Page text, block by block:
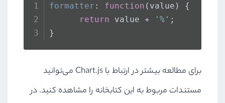
formatter : function ( value ) {
return value + '%' ;
}
برای مطالعه بیشتر در ارتباط با Chart.js می‌توانید
مستندات مربوط به این کتابخانه را مشاهده کنید. در